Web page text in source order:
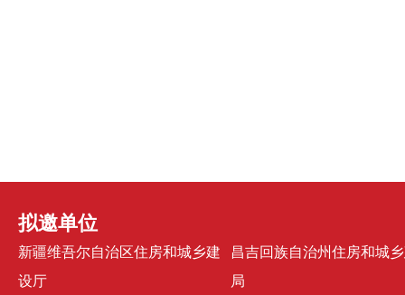
拟邀单位
新疆维吾尔自治区住房和城乡建
设厅
昌吉回族自治州住房和城
局